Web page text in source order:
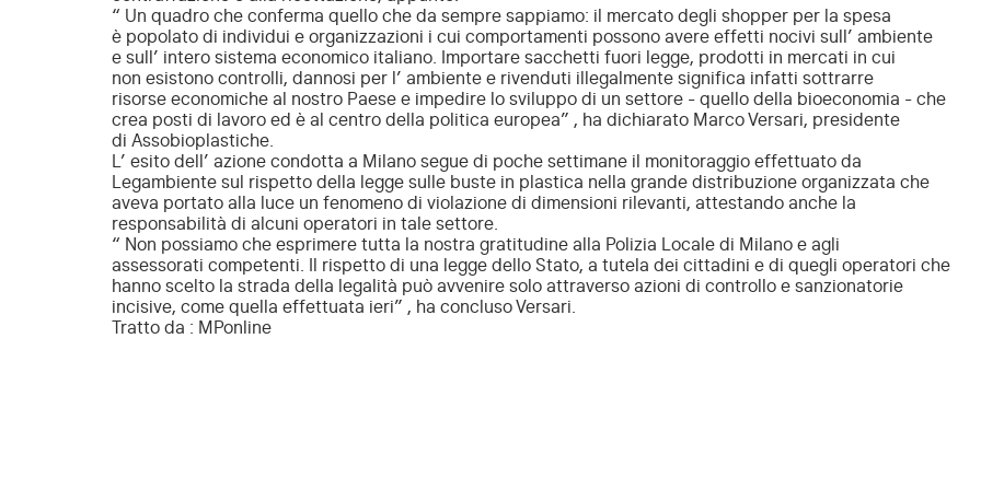
“ Un quadro che conferma quello che da sempre sappiamo: il mercato degli shopper per la spesa
è popolato di individui e organizzazioni i cui comportamenti possono avere effetti nocivi sull’ ambiente
e sull’ intero sistema economico italiano. Importare sacchetti fuori legge, prodotti in mercati in cui
non esistono controlli, dannosi per l’ ambiente e rivenduti illegalmente significa infatti sottrarre
risorse economiche al nostro Paese e impedire lo sviluppo di un settore - quello della bioeconomia - che
crea posti di lavoro ed è al centro della politica europea” , ha dichiarato Marco Versari, presidente
di Assobioplastiche.
L’ esito dell’ azione condotta a Milano segue di poche settimane il monitoraggio effettuato da
Legambiente sul rispetto della legge sulle buste in plastica nella grande distribuzione organizzata che
aveva portato alla luce un fenomeno di violazione di dimensioni rilevanti, attestando anche la
responsabilità di alcuni operatori in tale settore.
“ Non possiamo che esprimere tutta la nostra gratitudine alla Polizia Locale di Milano e agli
assessorati competenti. Il rispetto di una legge dello Stato, a tutela dei cittadini e di quegli operatori che
hanno scelto la strada della legalità può avvenire solo attraverso azioni di controllo e sanzionatorie
incisive, come quella effettuata ieri” , ha concluso Versari.
Tratto da : MPonline